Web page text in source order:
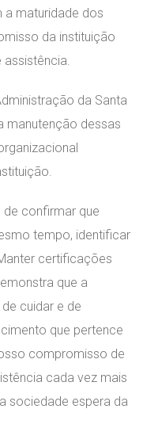
a maturidade dos
da instituição
da Santa
manutenção dessas
de confirmar que
tempo, identificar
certificações
que a
cuidar e de
que pertence
compromisso de
cada vez mais
sociedade espera da